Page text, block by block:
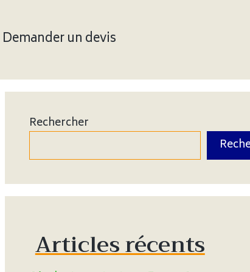
Demander un devis
Rechercher
Articles récents